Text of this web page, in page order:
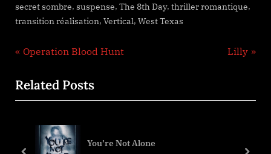
secret sombre, suspense, The 8th Day, thriller romantique,
transition réalisation, Vertical, West Texas
Navigation
de
l’article
P
e
v
Operation Blood Hunt
N
t
Lilly
Related Posts
You’re Not Alone